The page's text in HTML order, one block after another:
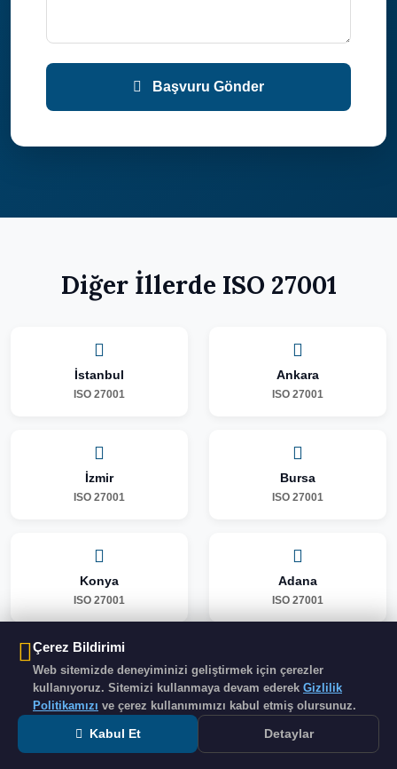
Başvuru Gönder
Diğer İllerde ISO 27001
İstanbul
ISO 27001
Ankara
ISO 27001
İzmir
ISO 27001
Bursa
ISO 27001
Konya
ISO 27001
Adana
ISO 27001
Gaziantep
ISO 27001
Şanlıurfa
ISO 27001
Çerez Bildirimi
Web sitemizde deneyiminizi geliştirmek için çerezler
kullanıyoruz. Sitemizi kullanmaya devam ederek Gizlilik
Politikamızı ve çerez kullanımımızı kabul etmiş olursunuz.
Kabul Et Detaylar